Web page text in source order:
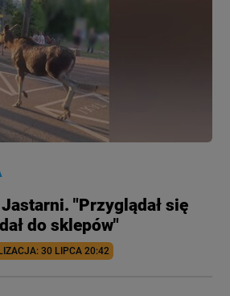
"Przyglądał się
do sklepów"
30 LIPCA 20:42